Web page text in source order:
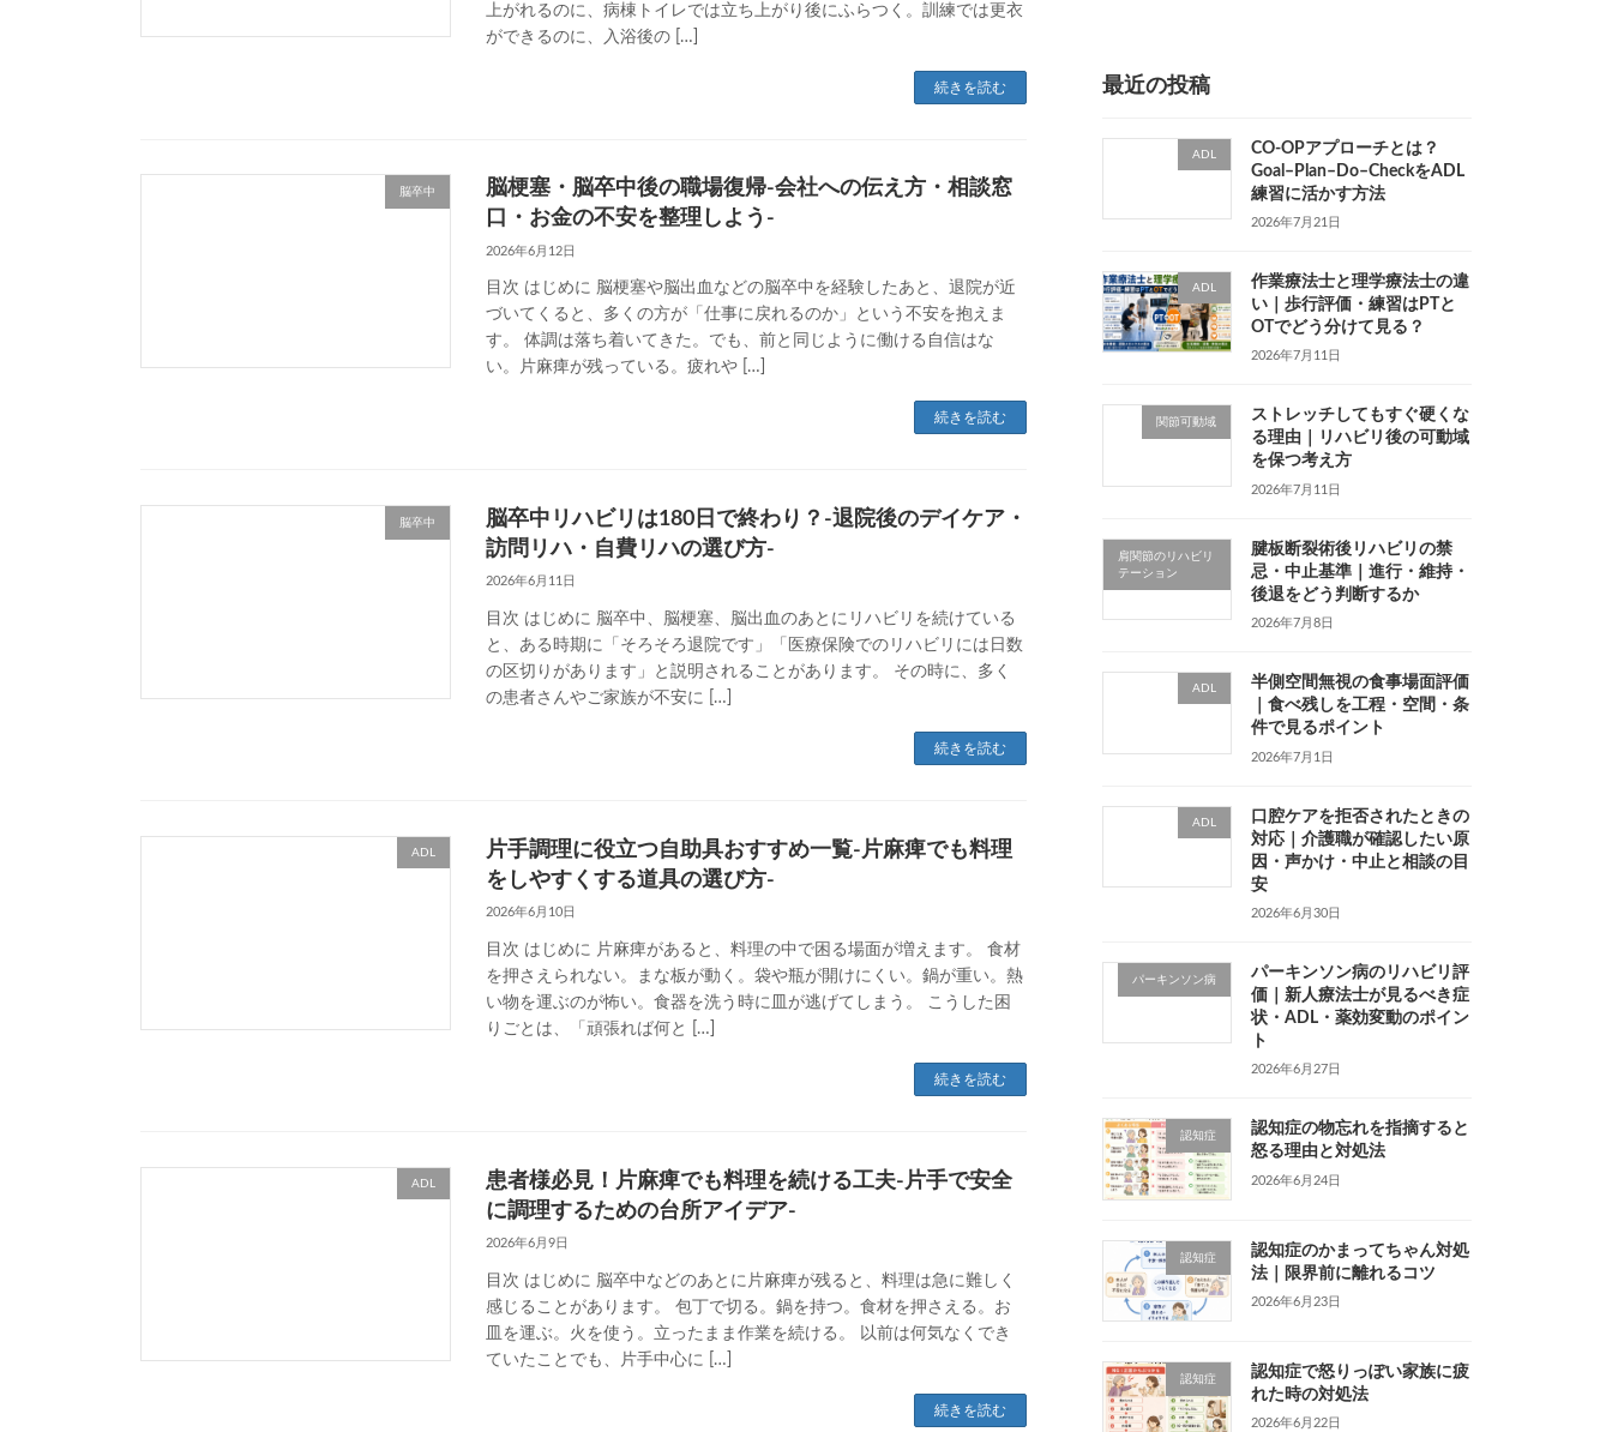
上がれるのに、病棟トイレでは立ち上がり後にふらつく。訓練では更衣
ができるのに、入浴後の […]
続きを読む
脳卒中
脳梗塞・脳卒中後の職場復帰-会社への伝え方・相談窓
口・お金の不安を整理しよう-
2026年6月12日
目次 はじめに 脳梗塞や脳出血などの脳卒中を経験したあと、退院が近
づいてくると、多くの方が「仕事に戻れるのか」という不安を抱えま
す。 体調は落ち着いてきた。でも、前と同じように働ける自信はな
い。片麻痺が残っている。疲れや […]
続きを読む
脳卒中
脳卒中リハビリは180日で終わり？-退院後のデイケア・
訪問リハ・自費リハの選び方-
2026年6月11日
目次 はじめに 脳卒中、脳梗塞、脳出血のあとにリハビリを続けている
と、ある時期に「そろそろ退院です」「医療保険でのリハビリには日数
の区切りがあります」と説明されることがあります。 その時に、多く
の患者さんやご家族が不安に […]
続きを読む
ADL
片手調理に役立つ自助具おすすめ一覧-片麻痺でも料理
をしやすくする道具の選び方-
2026年6月10日
目次 はじめに 片麻痺があると、料理の中で困る場面が増えます。 食材
を押さえられない。まな板が動く。袋や瓶が開けにくい。鍋が重い。熱
い物を運ぶのが怖い。食器を洗う時に皿が逃げてしまう。 こうした困
りごとは、「頑張れば何と […]
続きを読む
ADL
患者様必見！片麻痺でも料理を続ける工夫-片手で安全
に調理するための台所アイデア-
2026年6月9日
目次 はじめに 脳卒中などのあとに片麻痺が残ると、料理は急に難しく
感じることがあります。 包丁で切る。鍋を持つ。食材を押さえる。お
皿を運ぶ。火を使う。立ったまま作業を続ける。 以前は何気なくでき
ていたことでも、片手中心に […]
続きを読む
最近の投稿
ADL
CO-OPアプローチとは？
Goal–Plan–Do–CheckをADL
練習に活かす方法
2026年7月21日
ADL
作業療法士と理学療法士の違
い｜歩行評価・練習はPTと
OTでどう分けて見る？
2026年7月11日
関節可動域
ストレッチしてもすぐ硬くな
る理由｜リハビリ後の可動域
を保つ考え方
2026年7月11日
肩関節のリハビリ
テーション
腱板断裂術後リハビリの禁
忌・中止基準｜進行・維持・
後退をどう判断するか
2026年7月8日
ADL
半側空間無視の食事場面評価
｜食べ残しを工程・空間・条
件で見るポイント
2026年7月1日
ADL
口腔ケアを拒否されたときの
対応｜介護職が確認したい原
因・声かけ・中止と相談の目
安
2026年6月30日
パーキンソン病
パーキンソン病のリハビリ評
価｜新人療法士が見るべき症
状・ADL・薬効変動のポイン
ト
2026年6月27日
認知症
認知症の物忘れを指摘すると
怒る理由と対処法
2026年6月24日
認知症
認知症のかまってちゃん対処
法｜限界前に離れるコツ
2026年6月23日
認知症
認知症で怒りっぽい家族に疲
れた時の対処法
2026年6月22日